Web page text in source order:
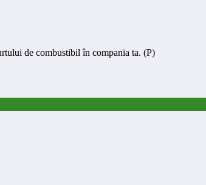
de combustibil în compania ta. (P)